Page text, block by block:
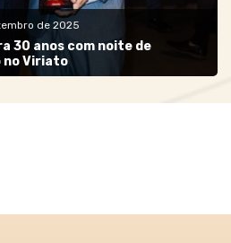
de 2025
30 anos com noite de
no Viriato